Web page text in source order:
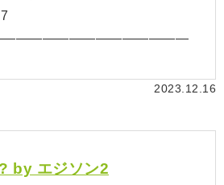
2023.12.16
by エジソン2